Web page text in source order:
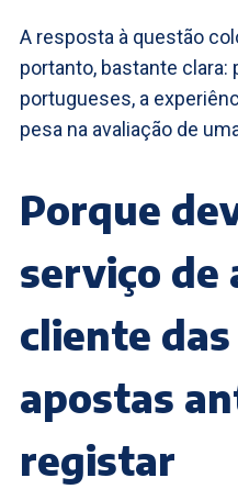
A resposta à questão
portanto, bastante clara:
portugueses, a
pesa na avaliação de
Porque
serviço de
cliente das
apostas
registar